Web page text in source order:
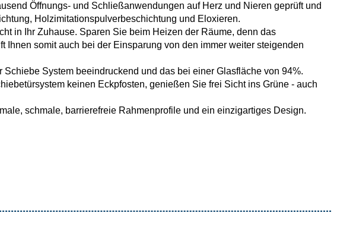
Öffnungs- und Schließanwendungen auf Herz und Nieren geprüft und
Holzimitationspulverbeschichtung und Eloxieren.
in Ihr Zuhause. Sparen Sie beim Heizen der Räume, denn das
somit auch bei der Einsparung von den immer weiter steigenden
System beeindruckend und das bei einer Glasfläche von 94%.
keinen Eckpfosten, genießen Sie frei Sicht ins Grüne - auch
schmale, barrierefreie Rahmenprofile und ein einzigartiges Design.